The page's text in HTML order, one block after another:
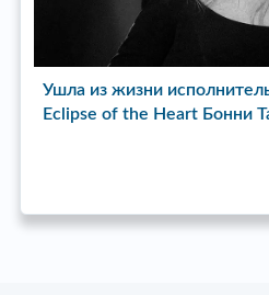
Ушла из жизни
Eclipse of the Heart Бонни